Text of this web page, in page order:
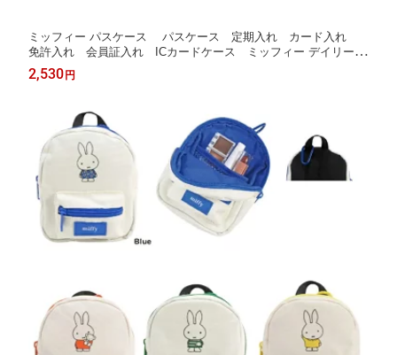
ミッフィー パスケース パスケース 定期入れ カード入れ
免許入れ 会員証入れ ICカードケース ミッフィー デイリーポ
ーチ My Favorite Dress Miffy
2,530 円